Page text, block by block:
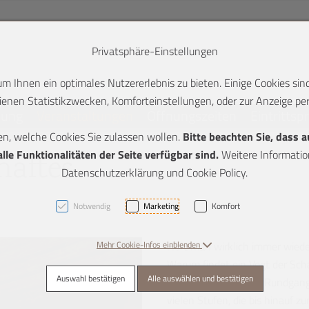
+ 2]
Hört man wirklich immer
Warum findet ein Vogt der
Finden wir bei einem
vielen Stufen, die bis hinauf
Privatsphäre-Einstellungen
Ihnen ein optimales Nutzererlebnis zu bieten. Einige Cookies
Statistikzwecken, Komforteinstellungen, oder zur Anzeige
welche Cookies Sie zulassen wollen. Bitte beachten Sie, dass
Funktionalitäten der Seite verfügbar sind.Weitere
Datenschutzerklärung und Cookie Policy.
Notwendig Marketing Komfort
Mehr Cookie-Infos einblenden
Auswahl bestätigen Alle auswählen und bestätigen